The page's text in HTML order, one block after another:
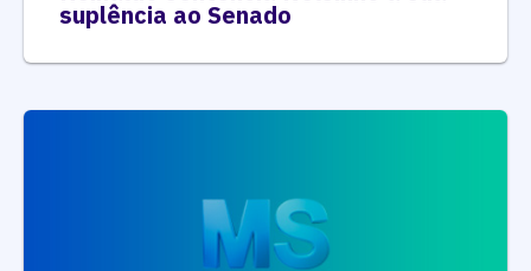
suplência ao Senado